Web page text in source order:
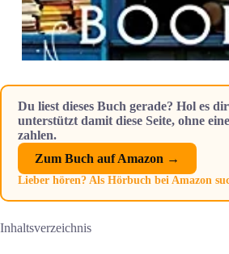
Du liest dieses Buch gerade? Hol es
unterstützt damit diese Seite, ohne
zahlen.
Zum Buch auf Amazon →
Lieber hören? Als Hörbuch bei Amazon
Inhaltsverzeichnis